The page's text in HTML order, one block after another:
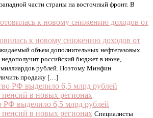
части страны на восточный фронт. В
к новому снижению доходов от
объем дополнительных нефтегазовых
недополучит российский бюджет в июне,
миллиардов рублей. Поэтому Минфин
продажу […]
РФ выделило 6,5 млрд рублей
в новых регионах Специалисты